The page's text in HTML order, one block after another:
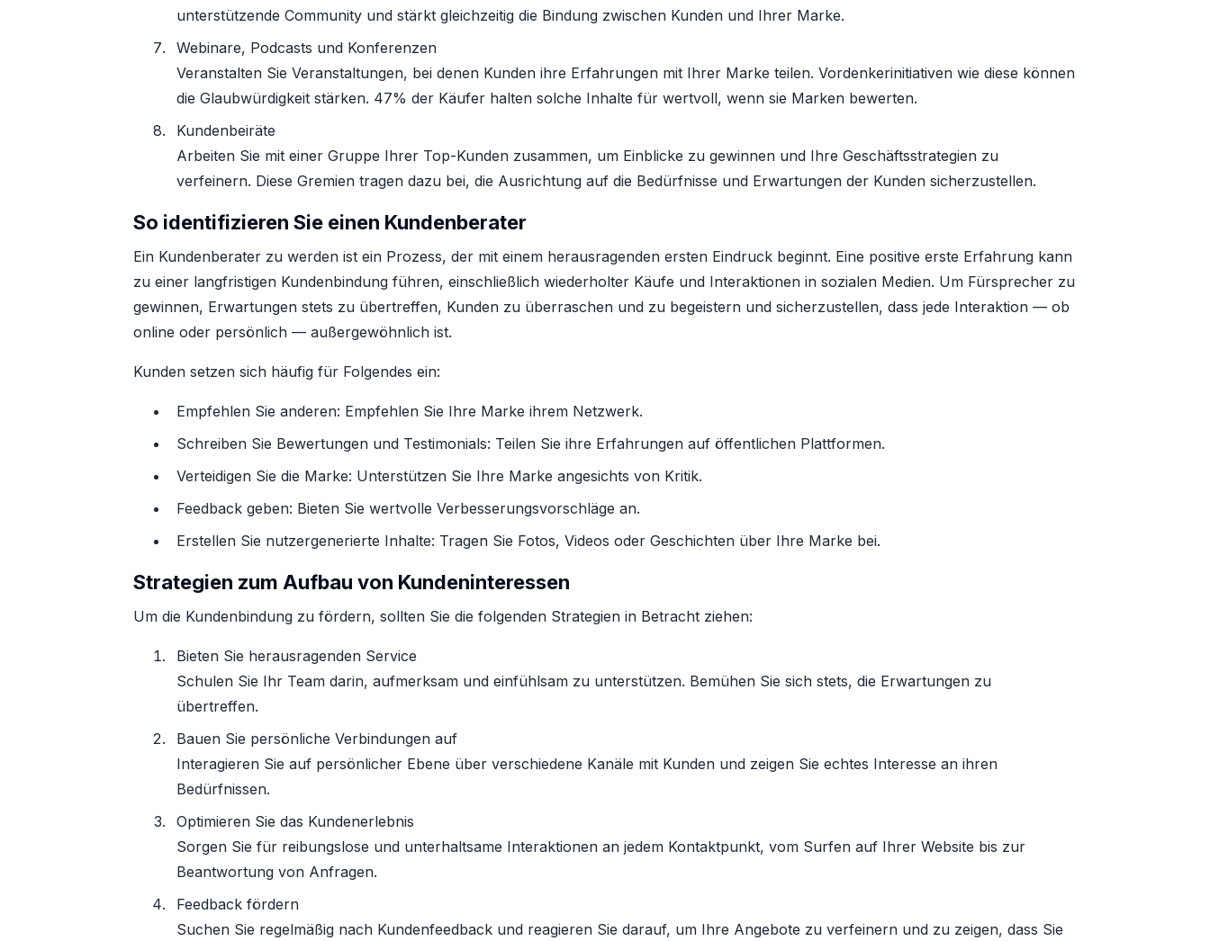
unterstützende Community und stärkt gleichzeitig die Bindung zwischen Kunden und Ihrer Marke.
Webinare, Podcasts und Konferenzen
Veranstalten Sie Veranstaltungen, bei denen Kunden ihre Erfahrungen mit Ihrer Marke teilen. Vordenkerinitiativen wie diese können
die Glaubwürdigkeit stärken. 47% der Käufer halten solche Inhalte für wertvoll, wenn sie Marken bewerten.
Kundenbeiräte
Arbeiten Sie mit einer Gruppe Ihrer Top-Kunden zusammen, um Einblicke zu gewinnen und Ihre Geschäftsstrategien zu
verfeinern. Diese Gremien tragen dazu bei, die Ausrichtung auf die Bedürfnisse und Erwartungen der Kunden sicherzustellen.
So identifizieren Sie einen Kundenberater
Ein Kundenberater zu werden ist ein Prozess, der mit einem herausragenden ersten Eindruck beginnt. Eine positive erste Erfahrung kann
zu einer langfristigen Kundenbindung führen, einschließlich wiederholter Käufe und Interaktionen in sozialen Medien. Um Fürsprecher zu
gewinnen, Erwartungen stets zu übertreffen, Kunden zu überraschen und zu begeistern und sicherzustellen, dass jede Interaktion — ob
online oder persönlich — außergewöhnlich ist.
Kunden setzen sich häufig für Folgendes ein:
Empfehlen Sie anderen: Empfehlen Sie Ihre Marke ihrem Netzwerk.
Schreiben Sie Bewertungen und Testimonials: Teilen Sie ihre Erfahrungen auf öffentlichen Plattformen.
Verteidigen Sie die Marke: Unterstützen Sie Ihre Marke angesichts von Kritik.
Feedback geben: Bieten Sie wertvolle Verbesserungsvorschläge an.
Erstellen Sie nutzergenerierte Inhalte: Tragen Sie Fotos, Videos oder Geschichten über Ihre Marke bei.
Strategien zum Aufbau von Kundeninteressen
Um die Kundenbindung zu fördern, sollten Sie die folgenden Strategien in Betracht ziehen:
Bieten Sie herausragenden Service
Schulen Sie Ihr Team darin, aufmerksam und einfühlsam zu unterstützen. Bemühen Sie sich stets, die Erwartungen zu
übertreffen.
Bauen Sie persönliche Verbindungen auf
Interagieren Sie auf persönlicher Ebene über verschiedene Kanäle mit Kunden und zeigen Sie echtes Interesse an ihren
Bedürfnissen.
Optimieren Sie das Kundenerlebnis
Sorgen Sie für reibungslose und unterhaltsame Interaktionen an jedem Kontaktpunkt, vom Surfen auf Ihrer Website bis zur
Beantwortung von Anfragen.
Feedback fördern
Suchen Sie regelmäßig nach Kundenfeedback und reagieren Sie darauf, um Ihre Angebote zu verfeinern und zu zeigen, dass Sie